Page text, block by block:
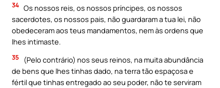
34 Os nossos reis, os nossos príncipes, os nossos
sacerdotes, os nossos pais, não guardaram a tua lei, não
obedeceram aos teus mandamentos, nem às ordens que
lhes intimaste.
35
(Pelo contrário) nos seus reinos, na muita abundância
de bens que lhes tinhas dado, na terra tão espaçosa e
fértil que tinhas entregado ao seu poder, não te serviram